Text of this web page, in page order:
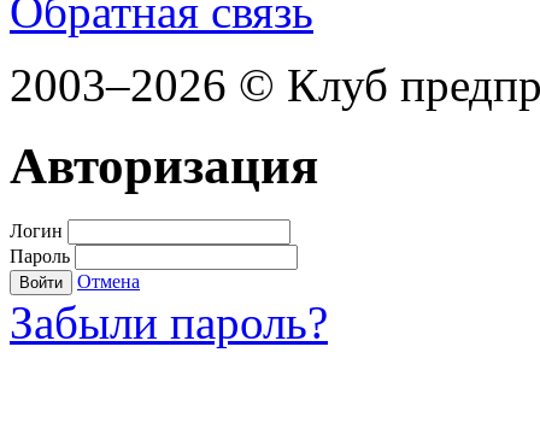
Обратная связь
2003–2026 © Клуб
Авторизация
Логин
Пароль
Войти Отмена
Забыли пароль?